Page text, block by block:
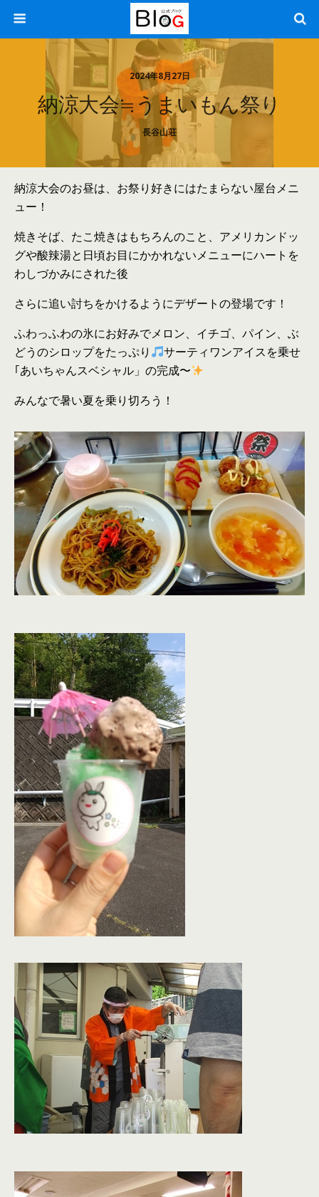
2024年8月27日
納涼大会≒うまいもん祭り
長谷山荘
納涼大会のお昼は、お祭り好きにはたまらない屋台メニ
ュー！
焼きそば、たこ焼きはもちろんのこと、アメリカンドッ
グや酸辣湯と日頃お目にかかれないメニューにハートを
わしづかみにされた後
さらに追い討ちをかけるようにデザートの登場です！
ふわっふわの氷にお好みでメロン、イチゴ、パイン、ぶ
どうのシロップをたっぷり
サーティワンアイスを乗せ
｢あいちゃんスベシャル」の完成〜
みんなで暑い夏を乗り切ろう！